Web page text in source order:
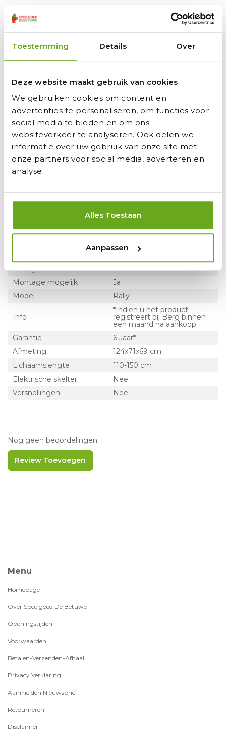
Toestemming Details Over
Deze website maakt gebruik van cookies
We gebruiken cookies om content en
advertenties te personaliseren, om functies voor
social media te bieden en om ons
websiteverkeer te analyseren. Ook delen we
informatie over uw gebruik van onze site met
onze partners voor social media, adverteren en
analyse.
Alles Toestaan
Aanpassen
Slecht of donker weer? Je hebt beter zicht en bent
goed zichtbaar met LED-lampen en
richtingaanwijzers. Ze zijn standaard gemonteerd op
Natuurlijk wil je graag laten weten dat je onderweg
bent. Behalve de Rally NRG Orange hebben alle
Rally’s een Soundbox Race aan boord met vier
verschillende racegeluiden.
Schokabsorberende off-road veren
Ga je graag los in het ruige terrein? De Rally DRT
Green, Rally DRT Yellow (met 3 versnellingen) en de
Jeep Rally Cherokee zijn uitgevoerd met
Productspecificatie
Leeftijd
4-12 Jaar
Montage mogelijk
Ja
Model
Rally
Info
*Indien u het product
registreert bij Berg binnen
een maand na aankoop
Garantie
6 Jaar*
Afmeting
124x71x69 cm
Lichaamslengte
110-150 cm
Elektrische skelter
Nee
Versnellingen
Nee
Nog geen beoordelingen
Review Toevoegen
Menu
Homepage
Over Speelgoed De Betuwe
Openingstijden
Voorwaarden
Betalen-Verzenden-Afhaal
Privacy Verklaring
Aanmelden Nieuwsbrief
Retourneren
Disclaimer